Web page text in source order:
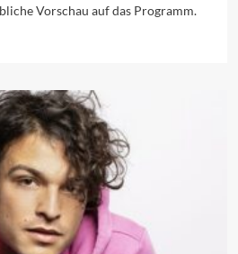
Vorschau auf das Programm.